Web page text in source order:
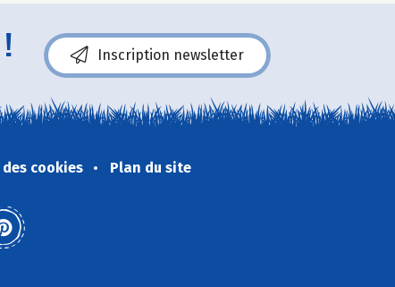
Inscription newsletter
cookies Plan du site